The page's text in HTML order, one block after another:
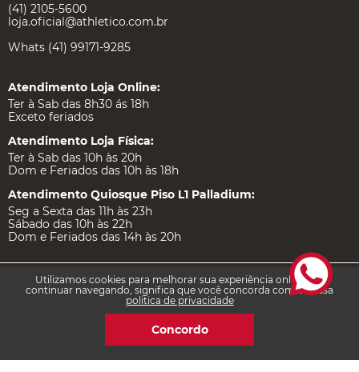
Utilizamos cookies para melhorar sua experiência online. Ao
continuar navegando, significa que você concorda com a nossa
politica de privacidade
Concordo
(41) 2105-5600
loja.oficial@athletico.com.br
Whats (41) 99171-9285
Atendimento Loja Online:
Ter à Sab das 8h30 ás 18h
Exceto feriados
Atendimento Loja Física:
Ter à Sab das 10h às 20h
Dom e Feriados das 10h às 18h
Atendimento Quiosque Piso L1 Palladium:
Seg a Sexta das 11h às 23h
Sábado das 10h às 22h
Dom e Feriados das 14h às 20h
Institucional